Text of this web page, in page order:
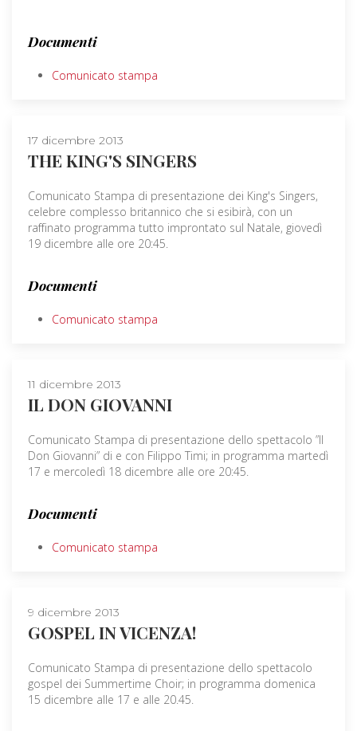
Documenti
Comunicato stampa
17 dicembre 2013
THE KING'S SINGERS
Comunicato Stampa di presentazione dei King's Singers,
celebre complesso britannico che si esibirà, con un
raffinato programma tutto improntato sul Natale, giovedì
19 dicembre alle ore 20:45.
Documenti
Comunicato stampa
11 dicembre 2013
IL DON GIOVANNI
Comunicato Stampa di presentazione dello spettacolo ”Il
Don Giovanni” di e con Filippo Timi; in programma martedì
17 e mercoledì 18 dicembre alle ore 20:45.
Documenti
Comunicato stampa
9 dicembre 2013
GOSPEL IN VICENZA!
Comunicato Stampa di presentazione dello spettacolo
gospel dei Summertime Choir; in programma domenica
15 dicembre alle 17 e alle 20.45.